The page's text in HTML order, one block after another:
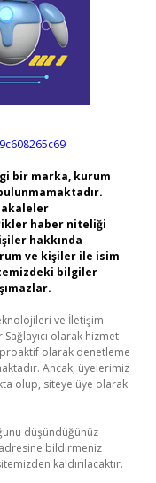
bir marka, kurum
haber niteliği
hakkında
ve kişiler ile isim
bilgiler
ve İletişim
olarak hizmet
olarak denetleme
Ancak, üyelerimiz
olup, siteye üye olarak
düşündüğünüz
adresine bildirmeniz
kaldırılacaktır.